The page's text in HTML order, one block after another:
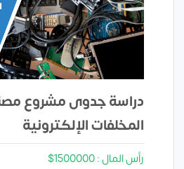
دراسة جدوى مشروع
المخلفات الإلكترونية
رأس المال : 1500000$